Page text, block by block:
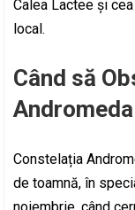
Calea Lactee și
local.
Când să
Andromeda
Constelația
de toamnă, în
noiembrie, când